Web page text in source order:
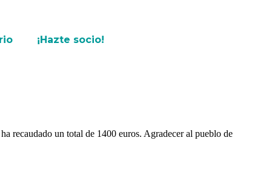
¡Hazte socio!
recaudado un total de 1400 euros. Agradecer al pueblo de